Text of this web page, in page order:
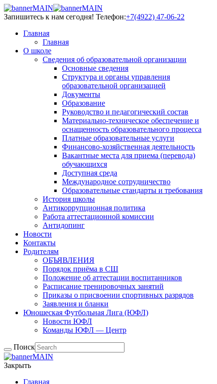
Запишитесь к нам сегодня! Телефон:+7(4922) 47-06-22
Главная
Главная
О школе
Сведения об образовательной организации
Основные сведения
Структура и органы управления
образовательной организацией
Документы
Образование
Руководство и педагогический состав
Материально-техническое обеспечение и
оснащенность образовательного процесса
Платные образовательные услуги
Финансово-хозяйственная деятельность
Вакантные места для приема (перевода)
обучающихся
Доступная среда
Международное сотрудничество
Образовательные стандарты и требования
История школы
Антикоррупционная политика
Работа аттестационной комиссии
Антидопинг
Новости
Контакты
Родителям
ОБЪЯВЛЕНИЯ
Порядок приёма в СШ
Положение об аттестации воспитанников
Расписание тренировочных занятий
Приказы о присвоении спортивных разрядов
Заявления и бланки
Юношеская Футбольная Лига (ЮФЛ)
Новости ЮФЛ
Команды ЮФЛ — Центр
Поиск
Закрыть
Главная